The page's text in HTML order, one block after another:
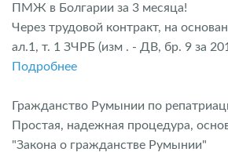
ПМЖ в Болгарии за 3 месяца!
Через трудовой контракт, на
ал.1, т. 1 ЗЧРБ (изм . - ДВ, бр. 9 за
Подробнее
Гражданство Румынии по
Простая, надежная процедура,
"Закона о гражданстве Румынии"